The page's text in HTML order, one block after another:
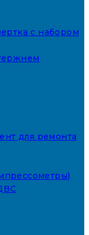
с набором
для ремонта